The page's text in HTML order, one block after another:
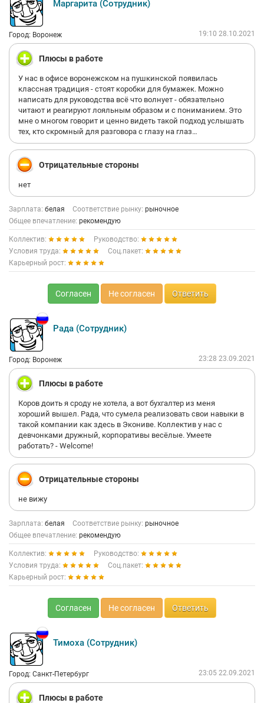
Маргарита (Сотрудник)
Город: Воронеж 19:10 28.10.2021
Плюсы в работе
У нас в офисе воронежском на пушкинской появилась
классная традиция - стоят коробки для бумажек. Можно
написать для руководства всё что волнует - обязательно
читают и реагируют лояльным образом и с пониманием. Это
мне о многом говорит и ценно видеть такой подход услышать
тех, кто скромный для разговора с глазу на глаз…
Отрицательные стороны
нет
Зарплата: белая Соответствие рынку: рыночное
Общее впечатление: рекомендую
Коллектив:
Руководство:
Условия труда:
Соц.пакет:
Карьерный рост:
Согласен Не согласен Ответить
Рада (Сотрудник)
Город: Воронеж 23:28 23.09.2021
Плюсы в работе
Коров доить я сроду не хотела, а вот бухгалтер из меня
хороший вышел. Рада, что сумела реализовать свои навыки в
такой компании как здесь в Экониве. Коллектив у нас с
девчонками дружный, корпоративы весёлые. Умеете
работать? - Welcome!
Отрицательные стороны
не вижу
Зарплата: белая Соответствие рынку: рыночное
Общее впечатление: рекомендую
Коллектив:
Руководство:
Условия труда:
Соц.пакет:
Карьерный рост:
Согласен Не согласен Ответить
Тимоха (Сотрудник)
Город: Санкт-Петербург 23:05 22.09.2021
Плюсы в работе